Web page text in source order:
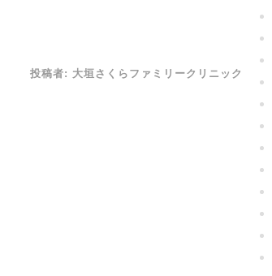
投稿者: 大垣さくらファミリークリニック